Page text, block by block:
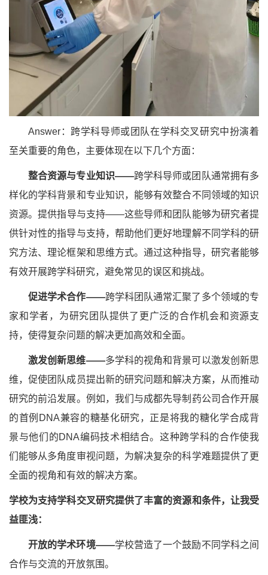
Answer：跨学科导师或团队在学科交叉研究中扮演着
至关重要的角色，主要体现在以下几个方面：
整合资源与专业知识——跨学科导师或团队通常拥有多
样化的学科背景和专业知识，能够有效整合不同领域的知识
资源。提供指导与支持——这些导师和团队能够为研究者提
供针对性的指导与支持，帮助他们更好地理解不同学科的研
究方法、理论框架和思维方式。通过这种指导，研究者能够
有效开展跨学科研究，避免常见的误区和挑战。
促进学术合作——跨学科团队通常汇聚了多个领域的专
家和学者，为研究团队提供了更广泛的合作机会和资源支
持，使得复杂问题的解决更加高效和全面。
激发创新思维——多学科的视角和背景可以激发创新思
维，促使团队成员提出新的研究问题和解决方案，从而推动
研究的前沿发展。例如，我们与成都先导制药公司合作开展
的首例DNA兼容的糖基化研究，正是将我的糖化学合成背
景与他们的DNA编码技术相结合。这种跨学科的合作使我
们能够从多角度审视问题，为解决复杂的科学难题提供了更
全面的视角和有效的解决方案。
学校为支持学科交叉研究提供了丰富的资源和条件，让我受
益匪浅：
开放的学术环境——学校营造了一个鼓励不同学科之间
合作与交流的开放氛围。